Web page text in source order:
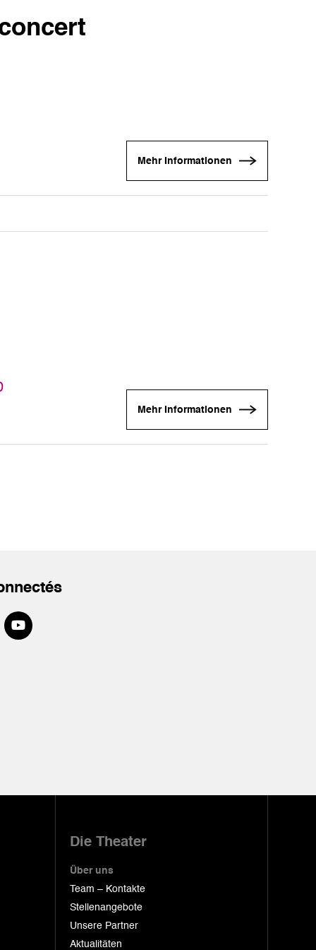
Mehr Informationen
Mehr Informationen
Die Theater
Über uns
Team – Kontakte
Stellenangebote
Unsere Partner
Aktualitäten